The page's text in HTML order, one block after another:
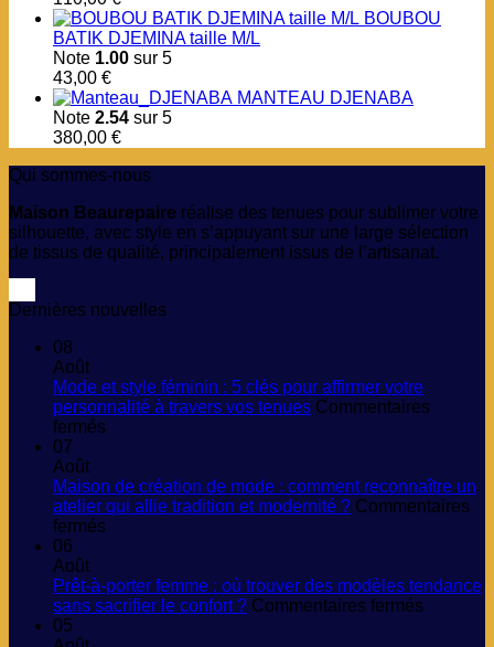
BOUBOU
BATIK DJEMINA taille M/L
Note 1.00 sur 5
43,00 €
MANTEAU DJENABA
Note 2.54 sur 5
380,00 €
Qui sommes-nous
Maison Beaurepaire réalise des tenues pour sublimer votre
silhouette, avec style en s’appuyant sur une large sélection
de tissus de qualité, principalement issus de l’artisanat.
Dernières nouvelles
08
Août
Mode et style féminin : 5 clés pour affirmer votre
personnalité à travers vos tenues Commentaires
fermés
style
féminin
pour
affirmer
07
Août
Maison de création de mode : comment reconnaître un
atelier qui allie tradition et modernité ? Commentaires
fermés
création
de
06
Août
Prêt-à-porter femme : où trouver des modèles tendance
sans sacrifier le confort ? Commentaires fermés
05